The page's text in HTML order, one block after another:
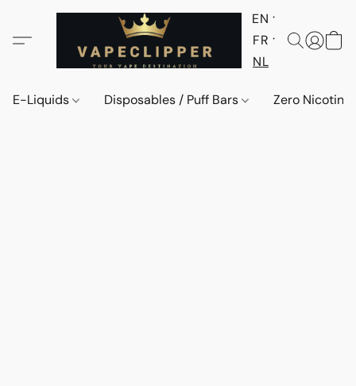
EN
FR
NL
E-Liquids Disposables / Puff Bars Zero Nicotine